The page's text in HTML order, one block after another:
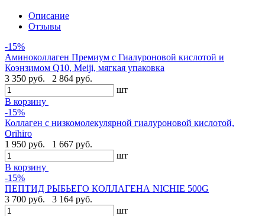
Описание
Отзывы
-15%
Аминоколлаген Премиум c Гиалуроновой кислотой и
Коэнзимом Q10, Meiji, мягкая упаковка
3 350 руб.
2 864 руб.
шт
В корзину
-15%
Коллаген с низкомолекулярной гиалуроновой кислотой,
Orihiro
1 950 руб.
1 667 руб.
шт
В корзину
-15%
ПЕПТИД РЫБЬЕГО КОЛЛАГЕНА NICHIE 500G
3 700 руб.
3 164 руб.
шт